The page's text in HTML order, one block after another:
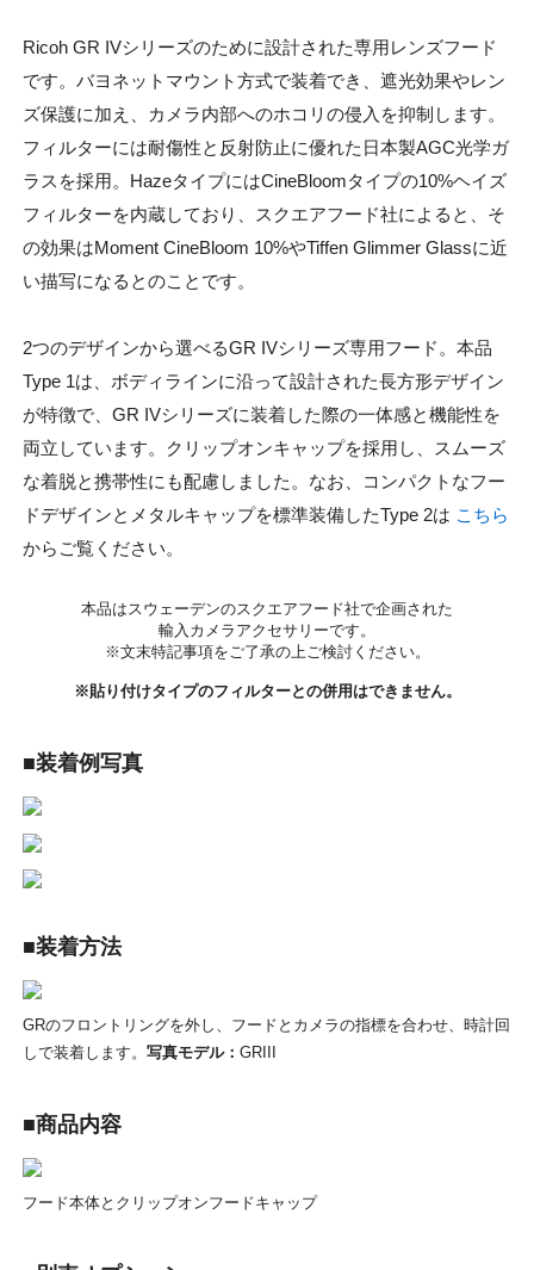
Ricoh GR IVシリーズのために設計された専用レンズフード
です。バヨネットマウント方式で装着でき、遮光効果やレン
ズ保護に加え、カメラ内部へのホコリの侵入を抑制します。
フィルターには耐傷性と反射防止に優れた日本製AGC光学ガ
ラスを採用。HazeタイプにはCineBloomタイプの10%ヘイズ
フィルターを内蔵しており、スクエアフード社によると、そ
の効果はMoment CineBloom 10%やTiffen Glimmer Glassに近
い描写になるとのことです。
2つのデザインから選べるGR IVシリーズ専用フード。本品
Type 1は、ボディラインに沿って設計された長方形デザイン
が特徴で、GR IVシリーズに装着した際の一体感と機能性を
両立しています。クリップオンキャップを採用し、スムーズ
な着脱と携帯性にも配慮しました。なお、コンパクトなフー
ドデザインとメタルキャップを標準装備したType 2は こちら
からご覧ください。
本品はスウェーデンのスクエアフード社で企画された
輸入カメラアクセサリーです。
※文末特記事項をご了承の上ご検討ください。
※貼り付けタイプのフィルターとの併用はできません。
■装着例写真
■装着方法
GRのフロントリングを外し、フードとカメラの指標を合わせ、時計回
しで装着します。 写真モデル： GRIII
■商品内容
フード本体とクリップオンフードキャップ